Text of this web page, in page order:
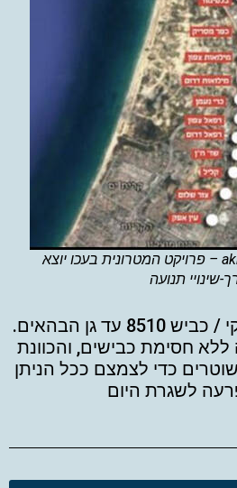
עכו נט עכונט – akkonet – פרויקט המטרונית בעכו יוצא
שינויי תנועה
המיקום-כיכר דושניצקי / כביש 8510 עד גן הבהאים.
ללא חסימת כבישים, והכוונת
כדי לצמצם ככל הניתן
לשגרת היום